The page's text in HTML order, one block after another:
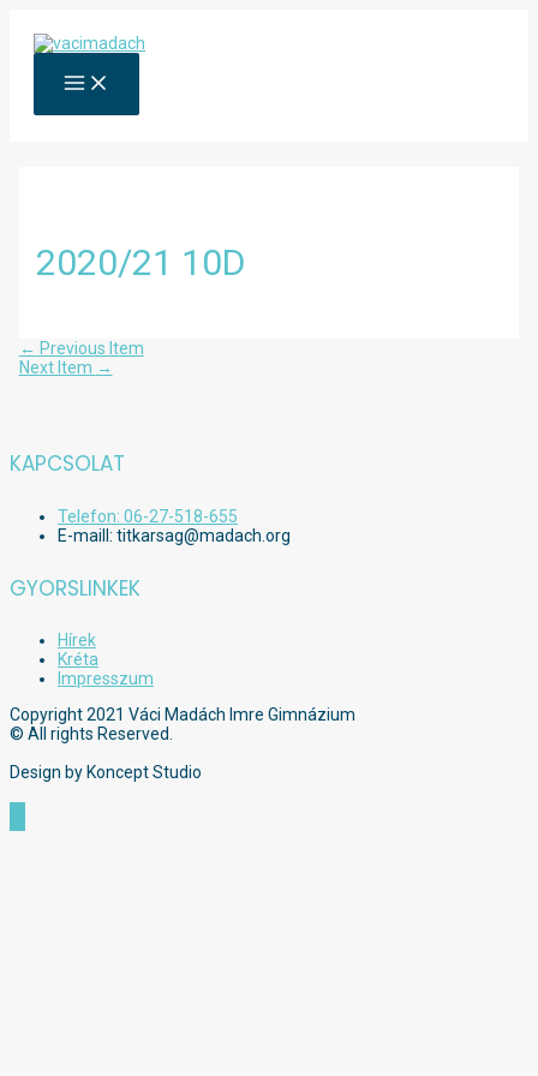
content
MAIN
MENU
2020/21 10D
Bejegyzés
navigáció
← Previous Item
Next Item →
KAPCSOLAT
Telefon: 06-27-518-655
E-maill: titkarsag@madach.org
GYORSLINKEK
Hírek
Kréta
Impresszum
Copyright 2021 Váci Madách Imre Gimnázium
© All rights Reserved.
Design by Koncept Studio
Scroll
to